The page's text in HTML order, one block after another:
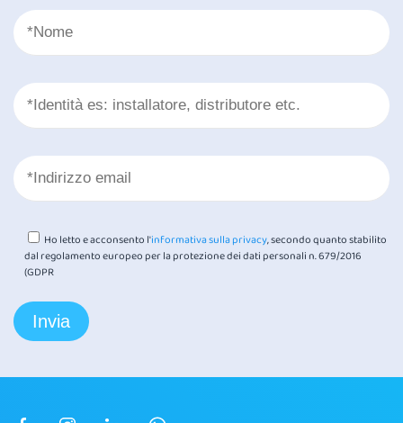
Ho letto e acconsento l'informativa sulla privacy, secondo quanto stabilito
dal regolamento europeo per la protezione dei dati personali n. 679/2016
(GDPR